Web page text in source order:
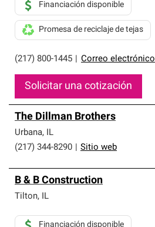
(217) 800-1445 Correo electrónico
Financiación disponible
Promesa de reciclaje de tejas
Solicitar una cotización
The Dillman Brothers
Urbana, IL
(217) 344-8290
Sitio web
B & B Construction
Tilton, IL
Financiación disponible